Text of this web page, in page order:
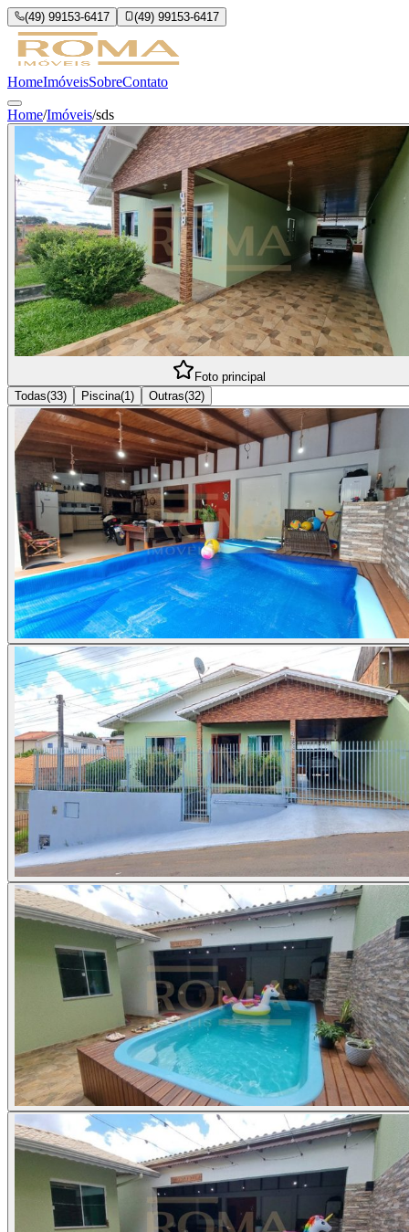
(49) 99153-6417 (49) 99153-6417
HomeImóveisSobreContato
Home/Imóveis/sds
Foto principal
Todas(33) Piscina(1) Outras(32)